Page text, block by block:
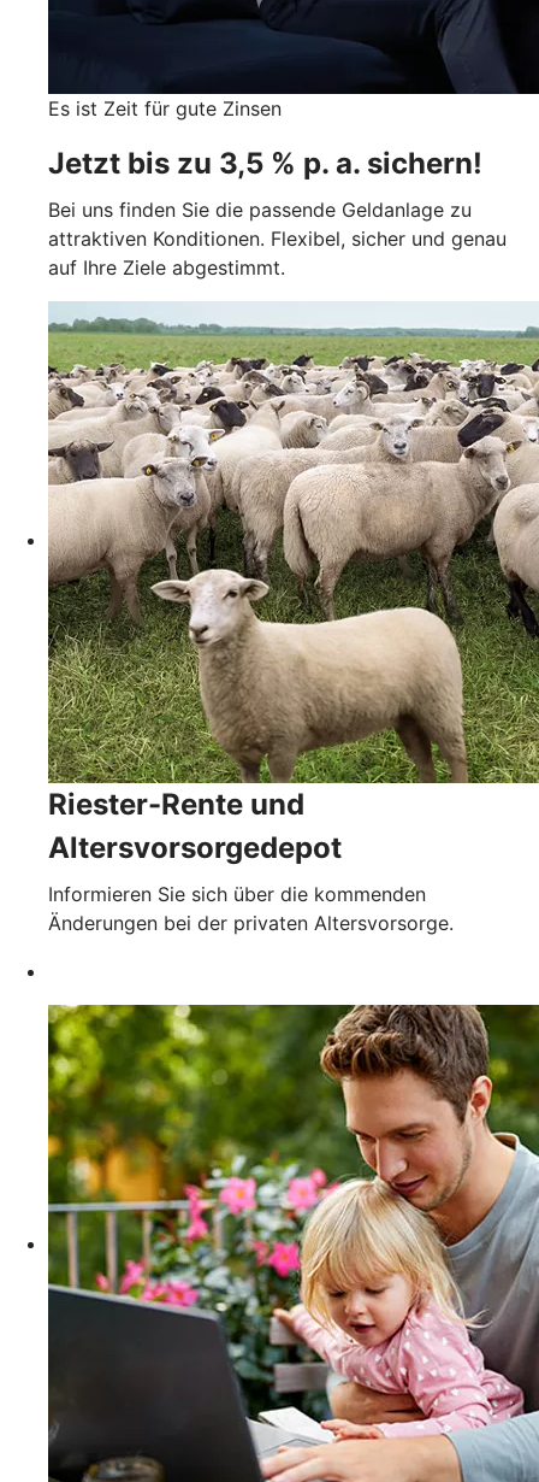
Es ist Zeit für gute Zinsen
Jetzt bis zu 3,5 % p. a. sichern!
Bei uns finden Sie die passende Geldanlage zu
attraktiven Konditionen. Flexibel, sicher und genau
auf Ihre Ziele abgestimmt.
Riester-Rente und
Altersvorsorgedepot
Informieren Sie sich über die kommenden
Änderungen bei der privaten Altersvorsorge.